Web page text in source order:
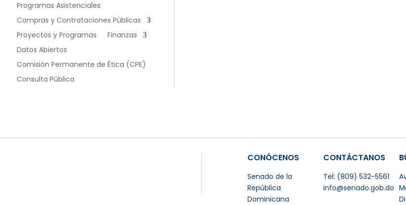
Programas Asistenciales
Compras y Contrataciones Públicas
Proyectos y Programas
Finanzas
Datos Abiertos
Comisión Permanente de Ética (CPE)
Consulta Pública
CONÓCENOS
Senado de la
República
Dominicana
CONTÁCTANOS
Tel: (809) 532-5561
info@senado.gob.do